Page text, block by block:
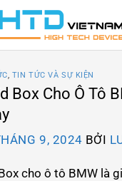
, TIN TỨC VÀ SỰ KIỆN
Box Cho Ô Tô
9, 2024 BỞI
cho ô tô BMW là